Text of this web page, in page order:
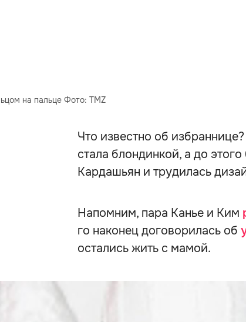
на пальце Фото: TMZ
Что известно об
стала блондинкой, а до
Кардашьян и трудилась
Напомним, пара Канье и Ким
го наконец договорилась об
остались жить с мамой.